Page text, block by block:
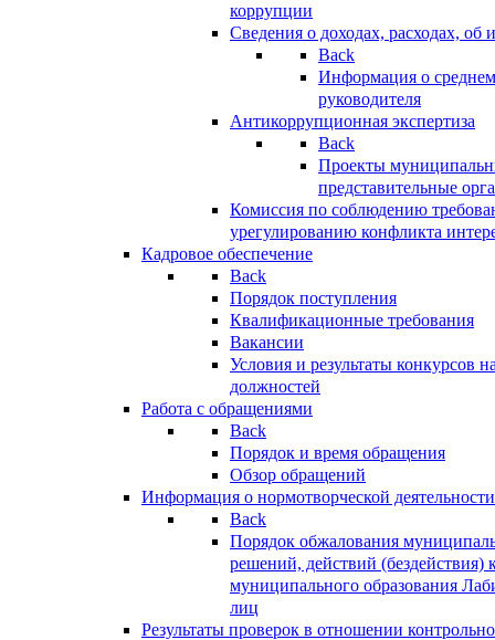
коррупции
Сведения о доходах, расходах, об
Back
Информация о
руководителя
Антикоррупционная экспертиза
Back
Проекты
представительные
Комиссия по соблюдению
урегулированию конфликта
Кадровое обеспечение
Back
Порядок поступления
Квалификационные требования
Вакансии
Условия и результаты конкурсов
должностей
Работа с обращениями
Back
Порядок и время обращения
Обзор обращений
Информация о нормотворческой деятельности
Back
Порядок обжалования
решений, действий (бездействия)
муниципального образования
лиц
Результаты проверок в отношении